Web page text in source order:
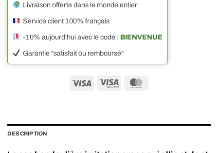
Livraison offerte dans le monde entier
Service client 100% français
-10% aujourd'hui avec le code : BIENVENUE
Garantie "satisfait ou remboursé"
Visa
Visa
DESCRIPTION